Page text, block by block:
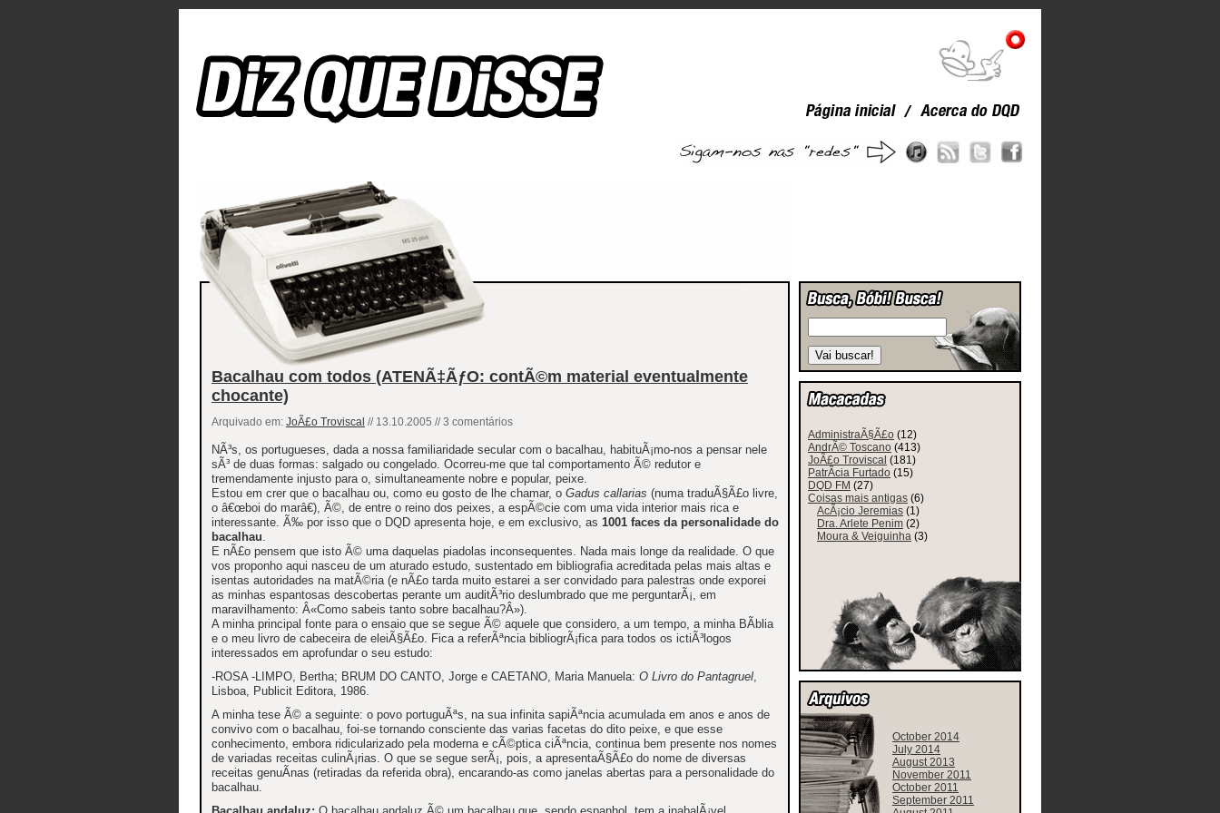
Bacalhau com todos (ATENÃ‡ÃƒO: contÃ©m material eventualmente
chocante)
Arquivado em: JoÃ£o Troviscal // 13.10.2005 // 3 comentários
NÃ³s, os portugueses, dada a nossa familiaridade secular com o bacalhau, habituÃ¡mo-nos a pensar nele
sÃ³ de duas formas: salgado ou congelado. Ocorreu-me que tal comportamento Ã© redutor e
tremendamente injusto para o, simultaneamente nobre e popular, peixe.
Estou em crer que o bacalhau ou, como eu gosto de lhe chamar, o Gadus callarias (numa traduÃ§Ã£o livre,
o â€œboi do marâ€), Ã©, de entre o reino dos peixes, a espÃ©cie com uma vida interior mais rica e
interessante. Ã‰ por isso que o DQD apresenta hoje, e em exclusivo, as 1001 faces da personalidade do
bacalhau.
E nÃ£o pensem que isto Ã© uma daquelas piadolas inconsequentes. Nada mais longe da realidade. O que
vos proponho aqui nasceu de um aturado estudo, sustentado em bibliografia acreditada pelas mais altas e
isentas autoridades na matÃ©ria (e nÃ£o tarda muito estarei a ser convidado para palestras onde exporei
as minhas espantosas descobertas perante um auditÃ³rio deslumbrado que me perguntarÃ¡, em
maravilhamento: Â«Como sabeis tanto sobre bacalhau?Â»).
A minha principal fonte para o ensaio que se segue Ã© aquele que considero, a um tempo, a minha BÃ­blia
e o meu livro de cabeceira de eleiÃ§Ã£o. Fica a referÃªncia bibliogrÃ¡fica para todos os ictiÃ³logos
interessados em aprofundar o seu estudo:
-ROSA -LIMPO, Bertha; BRUM DO CANTO, Jorge e CAETANO, Maria Manuela: O Livro do Pantagruel,
Lisboa, Publicit Editora, 1986.
A minha tese Ã© a seguinte: o povo portuguÃªs, na sua infinita sapiÃªncia acumulada em anos e anos de
convivo com o bacalhau, foi-se tornando consciente das varias facetas do dito peixe, e que esse
conhecimento, embora ridicularizado pela moderna e cÃ©ptica ciÃªncia, continua bem presente nos nomes
de variadas receitas culinÃ¡rias. O que se segue serÃ¡, pois, a apresentaÃ§Ã£o do nome de diversas
receitas genuÃ­nas (retiradas da referida obra), encarando-as como janelas abertas para a personalidade do
bacalhau.
AdministraÃ§Ã£o (12)
AndrÃ© Toscano (413)
JoÃ£o Troviscal (181)
PatrÃ­cia Furtado (15)
DQD FM (27)
Coisas mais antigas (6)
AcÃ¡cio Jeremias (1)
Dra. Arlete Penim (2)
Moura & Veiguinha (3)
October 2014
July 2014
August 2013
November 2011
October 2011
September 2011